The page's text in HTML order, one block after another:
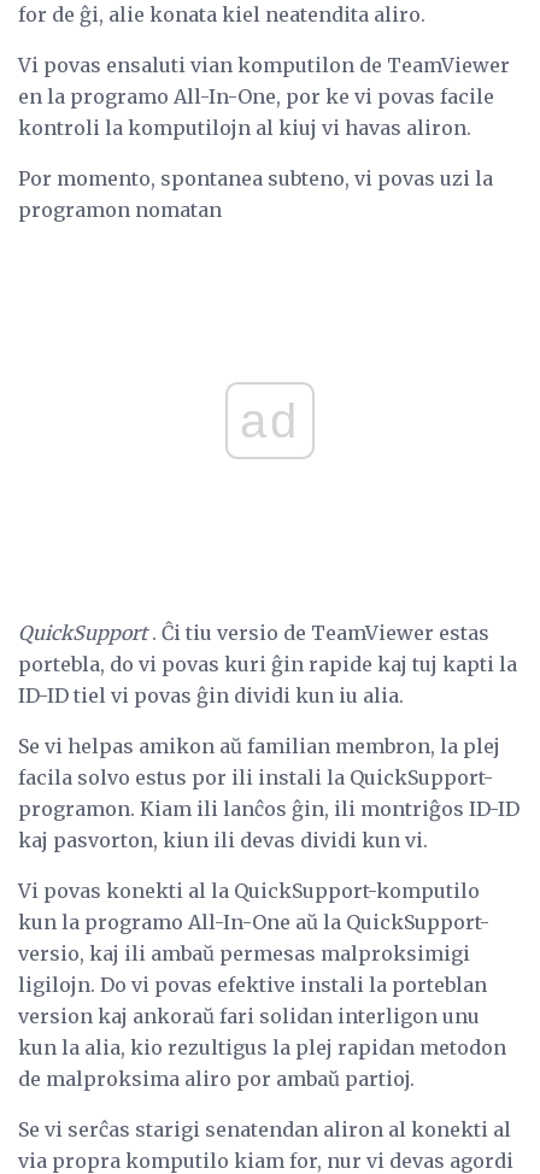
for de ĝi, alie konata kiel neatendita aliro.
Vi povas ensaluti vian komputilon de TeamViewer
en la programo All-In-One, por ke vi povas facile
kontroli la komputilojn al kiuj vi havas aliron.
Por momento, spontanea subteno, vi povas uzi la
programon nomatan
ad
QuickSupport. Ĉi tiu versio de TeamViewer estas
portebla, do vi povas kuri ĝin rapide kaj tuj kapti la
ID-ID tiel vi povas ĝin dividi kun iu alia.
Se vi helpas amikon aŭ familian membron, la plej
facila solvo estus por ili instali la QuickSupport-
programon. Kiam ili lanĉos ĝin, ili montriĝos ID-ID
kaj pasvorton, kiun ili devas dividi kun vi.
Vi povas konekti al la QuickSupport-komputilo
kun la programo All-In-One aŭ la QuickSupport-
versio, kaj ili ambaŭ permesas malproksimigi
ligilojn. Do vi povas efektive instali la porteblan
version kaj ankoraŭ fari solidan interligon unu
kun la alia, kio rezultigus la plej rapidan metodon
de malproksima aliro por ambaŭ partioj.
Se vi serĉas starigi senatendan aliron al konekti al
via propra komputilo kiam for, nur vi devas agordi